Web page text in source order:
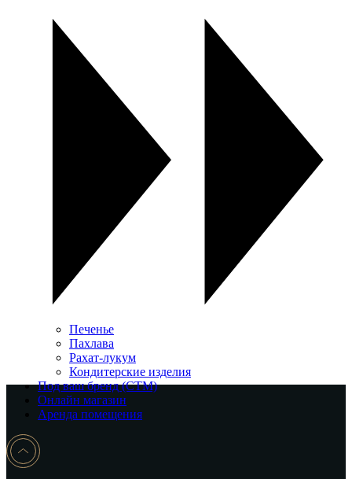
Печенье
Пахлава
Рахат-лукум
Кондитерские изделия
Под ваш бренд (CTM)
Онлайн магазин
Аренда помещения